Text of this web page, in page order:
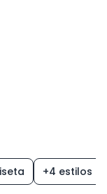
+4 estilos